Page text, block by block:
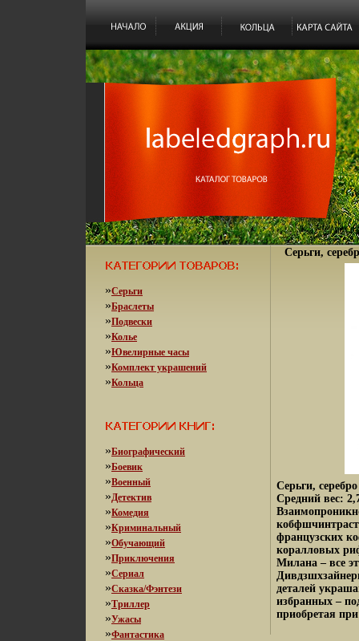
»Серьги
»Браслеты
»Подвески
»Колье
»Ювелирные часы
»Комплект украшений
»Кольца
»Биографический
»Боевик
»Военный
»Детектив
»Комедия
»Криминальный
»Обучающий
»Приключения
»Сериал
»Сказка/Фэнтези
»Триллер
»Ужасы
»Фантастика
Серьги,
Серьги,
Средний вес:
французских
коралловых
Милана – все
деталей
избранных –
приобретая